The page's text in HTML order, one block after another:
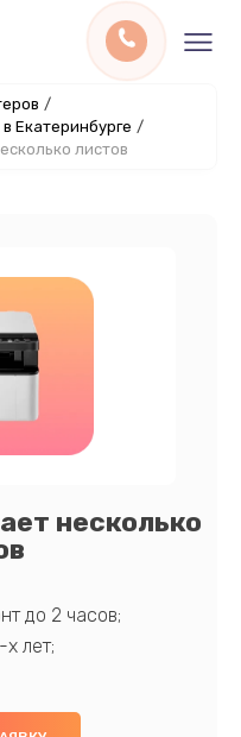
/
Екатеринбурге /
листов
несколько
до 2 часов;
лет;